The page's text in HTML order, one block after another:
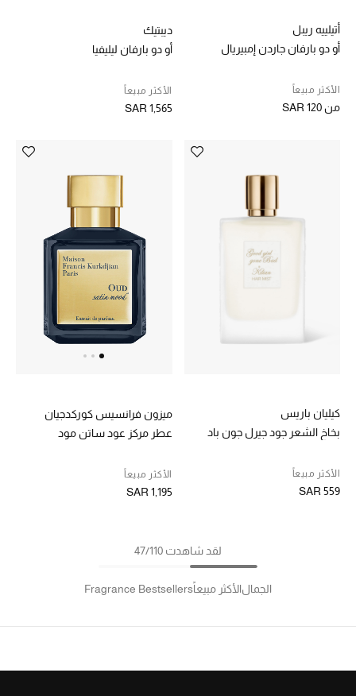
أتيلييه ريبل
أو دو بارفان جاردن إمبيريال
الأكثر مبيعاً
منSAR 120
ديبتيك
أو دو بارفان ليليفيا
الأكثر مبيعاً
SAR 1,565
كيليان باريس
بخاخ الشعر جود جيرل جون باد
الأكثر مبيعاً
SAR 559
ميزون فرانسيس كوركدجيان
عطر مركز عود ساتن مود
الأكثر مبيعاً
SAR 1,195
لقد شاهدت 47/110
الجمالالأكثر مبيعاًFragrance Bestsellers